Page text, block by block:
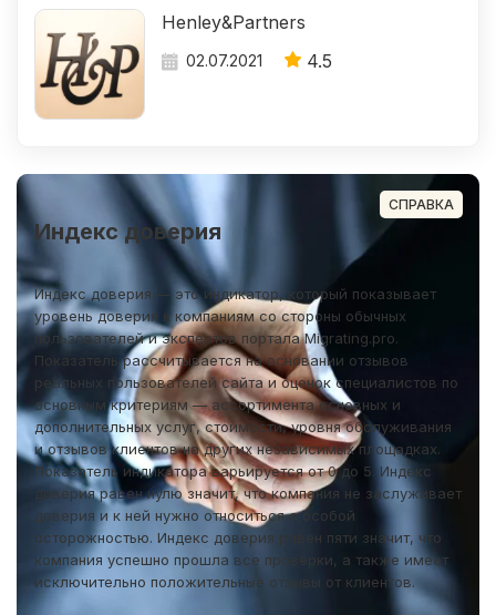
Henley&Partners
02.07.2021 4.5
Индекс доверия
Индекс доверия — это индикатор, который показывает
уровень доверия к компаниям со стороны обычных
пользователей и экспертов портала Migrating.pro.
Показатель рассчитывается на основании отзывов
реальных пользователей сайта и оценок специалистов по
основным критериям — ассортимента основных и
дополнительных услуг, стоимости, уровня обслуживания
и отзывов клиентов на других независимых площадках.
Показатель индикатора варьируется от 0 до 5. Индекс
доверия равен нулю значит, что компания не заслуживает
доверия и к ней нужно относиться с особой
осторожностью. Индекс доверия равен пяти значит, что
компания успешно прошла все проверки, а также имеет
исключительно положительные отзывы от клиентов.
СПРАВКА